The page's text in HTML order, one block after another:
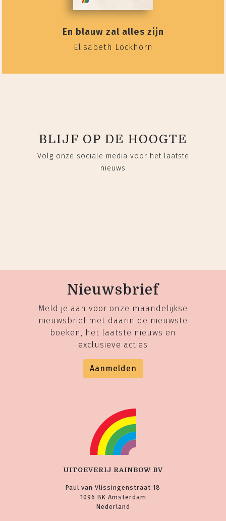
En blauw zal alles zijn
Elisabeth Lockhorn
BLIJF OP DE HOOGTE
Volg onze sociale media voor het laatste
nieuws
Nieuwsbrief
Meld je aan voor onze maandelijkse
nieuwsbrief met daarin de nieuwste
boeken, het laatste nieuws en
exclusieve acties
Aanmelden
UITGEVERIJ RAINBOW BV
Paul van Vlissingenstraat 18
1096 BK Amsterdam
Nederland